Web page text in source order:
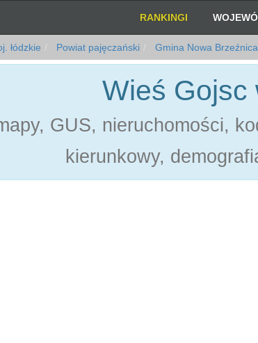
RANKINGI
łódzkie Powiat pajęczański Gmina Nowa Brzeźnica
Wieś Gojsc
GUS, nieruchomości,
kierunkowy,